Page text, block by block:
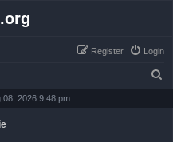
Login
Register
08, 2026 9:48 pm